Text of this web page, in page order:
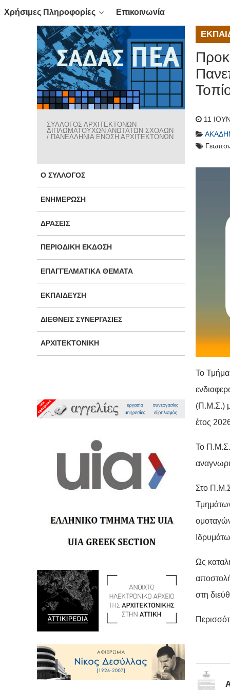
Χρήσιμες Πληροφορίες Επικοινωνία
ΣΥΛΛΟΓΟΣ ΑΡΧΙΤΕΚΤΟΝΩΝ
ΔΙΠΛΩΜΑΤΟΥΧΩΝ ΑΝΩΤΑΤΩΝ ΣΧΟΛΩΝ
/ ΠΑΝΕΛΛΗΝΙΑ ΕΝΩΣΗ ΑΡΧΙΤΕΚΤΟΝΩΝ
Ο ΣΎΛΛΟΓΟΣ
ΕΝΗΜΈΡΩΣΗ
ΔΡΆΣΕΙΣ
ΠΕΡΙΟΔΙΚΉ ΈΚΔΟΣΗ
ΕΠΑΓΓΕΛΜΑΤΙΚΆ ΘΈΜΑΤΑ
ΕΚΠΑΊΔΕΥΣΗ
ΔΙΕΘΝΕΊΣ ΣΥΝΕΡΓΑΣΊΕΣ
ΑΡΧΙΤΕΚΤΟΝΙΚΉ
11
Το
(Π.Μ.Σ.)
έτος
Το Π.Μ.Σ.
Στο
Ως
στη